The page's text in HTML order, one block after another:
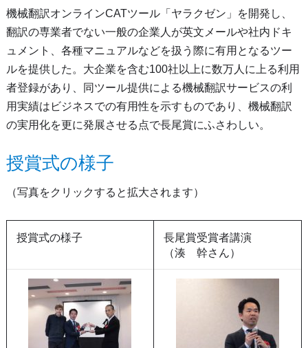
機械翻訳オンラインCATツール「ヤラクゼン」を開発し、
翻訳の専業者でない一般の企業人が英文メールや社内ドキ
ュメント、各種マニュアルなどを扱う際に有用となるツー
ルを提供した。大企業を含む100社以上に数万人に上る利用
者登録があり、同ツール提供による機械翻訳サービスの利
用実績はビジネスでの有用性を示すものであり、機械翻訳
の実用化を更に発展させる点で長尾賞にふさわしい。
授賞式の様子
（写真をクリックすると拡大されます）
授賞式の様子
長尾賞受賞者講演
（湊 幹さん）